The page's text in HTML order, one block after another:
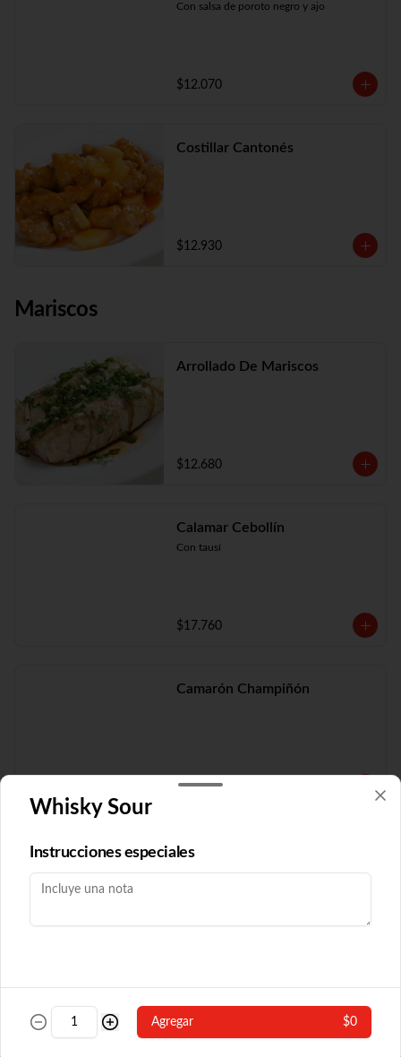
Con salsa de poroto negro y ajo
$12.070
Costillar Cantonés
$12.930
Mariscos
Arrollado De Mariscos
$12.680
Calamar Cebollín
Con tausí
$17.760
Camarón Champiñón
$19.210
Camarón Fuyón
Con algas y champiñón
Whisky Sour
Instrucciones especiales
Agregar $0